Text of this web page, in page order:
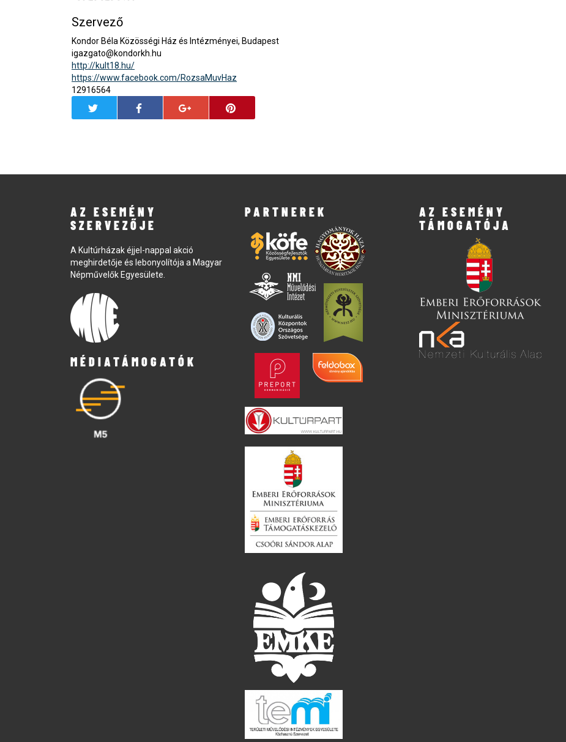
Szervező
Kondor Béla Közösségi Ház és Intézményei, Budapest
igazgato@kondorkh.hu
http://kult18.hu/
https://www.facebook.com/RozsaMuvHaz
12916564
AZ ESEMÉNY
SZERVEZŐJE
A Kultúrházak éjjel-nappal akció
meghirdetője és lebonyolítója a Magyar
Népművelők Egyesülete.
MÉDIATÁMOGATÓK
PARTNEREK
AZ ESEMÉNY
TÁMOGATÓJA